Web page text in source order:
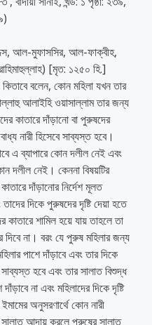
আল-মুফাসসির, আল-ফাক্বীহ,
[মৃত: ১২৫০ হি.]
আলাইহি ওয়াসাল্লাম তার জন্য
কাতারে দাঁড়ানো বা পুরুষদের
নারী হিসেবে সাব্যস্ত হবে।
এ ব্যাপারে কোন দলীল নেই এবং
দলীল নেই। কেননা বিষয়টির
দাঁড়ানোর নির্দেশ মূলত
দিকে পুরুষদের দৃষ্টি দেয়া হতে
শামিল হয়ে যায় তাহলে তা
না। বরং যে পুরুষ মহিলার জন্য
পাশে দাঁড়াবে এবং তার দিকে
হবে এবং তার সালাত বিশুদ্ধ
না এবং মহিলাদের দিকে দৃষ্টি
অনুসরণার্থে কোন নারী
সালাত আদায় করলে পুরুষের সালাত